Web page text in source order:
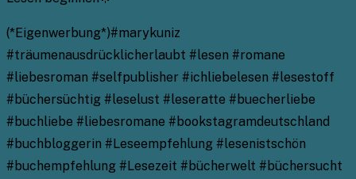
(*Eigenwerbung*)#marykuniz
#träumenausdrücklicherlaubt #lesen #romane
#liebesroman #selfpublisher #ichliebelesen #lesestoff
#büchersüchtig #leselust #leseratte #buecherliebe
#buchliebe #liebesromane #bookstagramdeutschland
#buchbloggerin #Leseempfehlung #lesenistschön
#buchempfehlung #Lesezeit #bücherwelt #büchersucht